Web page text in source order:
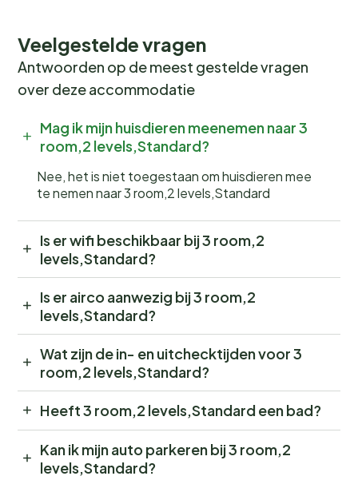
Veelgestelde vragen
Antwoorden op de meest gestelde vragen
over deze accommodatie
Mag ik mijn huisdieren meenemen naar 3
room,2 levels,Standard?
Nee, het is niet toegestaan om huisdieren mee
te nemen naar 3 room,2 levels,Standard
Is er wifi beschikbaar bij 3 room,2
levels,Standard?
Is er airco aanwezig bij 3 room,2
levels,Standard?
Wat zijn de in- en uitchecktijden voor 3
room,2 levels,Standard?
Heeft 3 room,2 levels,Standard een bad?
Kan ik mijn auto parkeren bij 3 room,2
levels,Standard?